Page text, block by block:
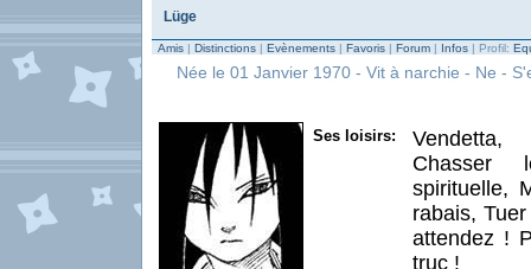
Lüge
Amis | Distinctions | Evènements | Favoris | Forum | Infos | Profil:
Née le 01 Janvier 1970 - Vit à narchie - Ne -
Ses loisirs:
Chasser
spirituelle,
rabais,
attendez !
truc !